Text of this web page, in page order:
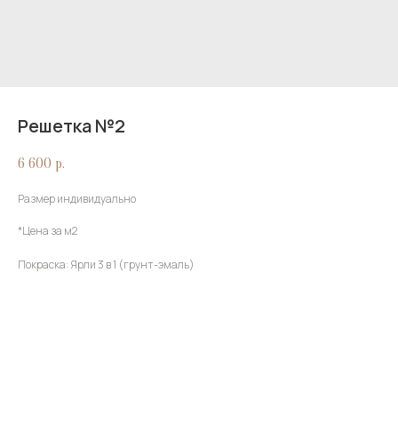
Решетка №2
6 600 р.
Размер индивидуально
*Цена за м2
Покраска: Ярли 3 в 1 (грунт-эмаль)